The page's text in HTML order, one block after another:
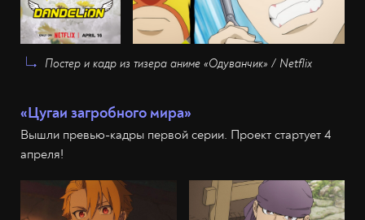
Постер и кадр из тизера аниме «Одуванчик» / Netflix
«Цугаи загробного мира»
Вышли превью-кадры первой серии. Проект стартует 4
апреля!